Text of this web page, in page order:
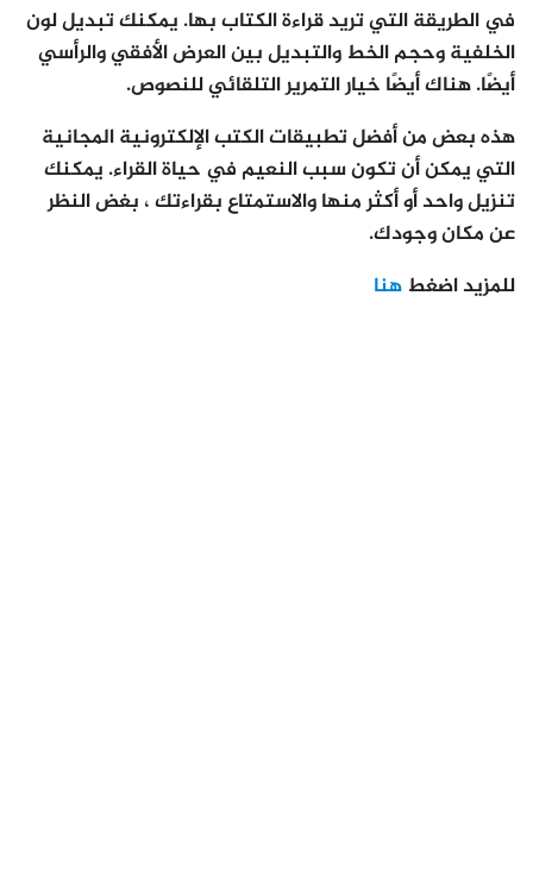
في الطريقة التي تريد قراءة الكتاب بها. يمكنك تبديل لون
الخلفية وحجم الخط والتبديل بين العرض الأفقي والرأسي
أيضًا. هناك أيضًا خيار التمرير التلقائي للنصوص.
هذه بعض من أفضل تطبيقات الكتب الإلكترونية المجانية
التي يمكن أن تكون سبب النعيم في حياة القراء. يمكنك
تنزيل واحد أو أكثر منها والاستمتاع بقراءتك ، بغض النظر
عن مكان وجودك.
للمزيد اضغط هنا